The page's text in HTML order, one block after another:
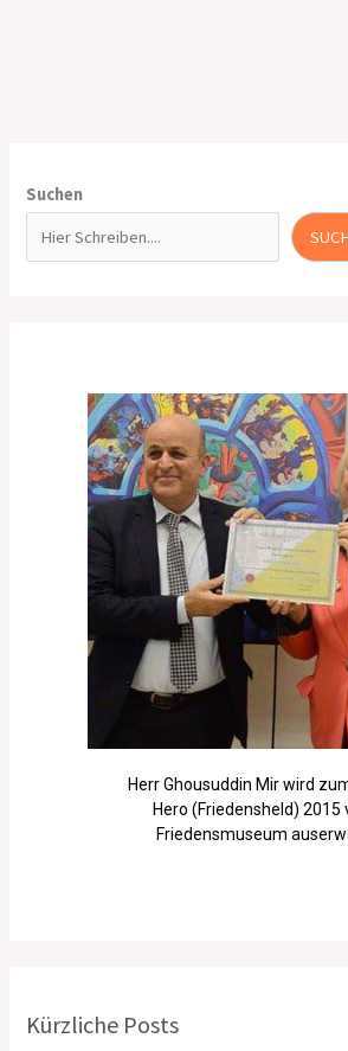
Suchen
Herr Ghousuddin Mir wird
Hero (Friedensheld) 2015
Friedensmuseum
Kürzliche Posts